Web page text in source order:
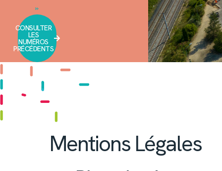
»
CONSULTER
LES
NUMÉROS
PRÉCÉDENTS
Mentions Légales